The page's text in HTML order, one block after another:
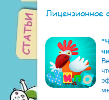
Лицензионное